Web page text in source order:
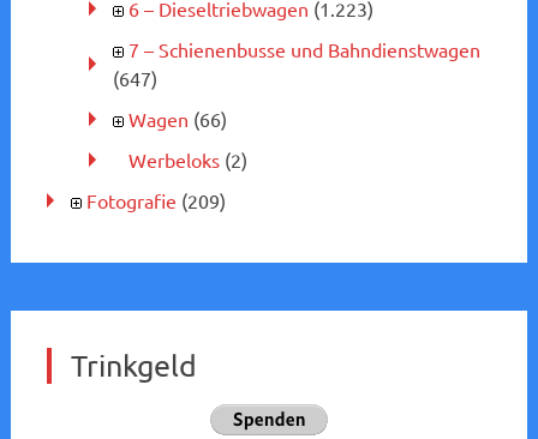
6 – Dieseltriebwagen (1.223)
7 – Schienenbusse und Bahndienstwagen
(647)
Wagen (66)
Werbeloks(2)
Fotografie (209)
Trinkgeld